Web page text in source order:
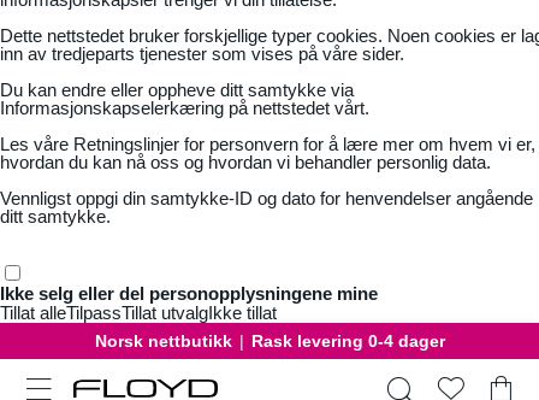
Dette nettstedet bruker forskjellige typer cookies. Noen cookies er
inn av tredjeparts tjenester som vises på våre sider.
Du kan endre eller oppheve ditt samtykke via
Informasjonskapselerkæring på nettstedet vårt.
Les våre Retningslinjer for personvern for å lære mer om hvem vi er,
hvordan du kan nå oss og hvordan vi behandler personlig data.
Vennligst oppgi din samtykke-ID og dato for henvendelser angående
ditt samtykke.
Ikke selg eller del personopplysningene mine
Tillat alleTilpassTillat utvalgIkke tillat
Norsk nettbutikk | Rask levering 0-4 dager